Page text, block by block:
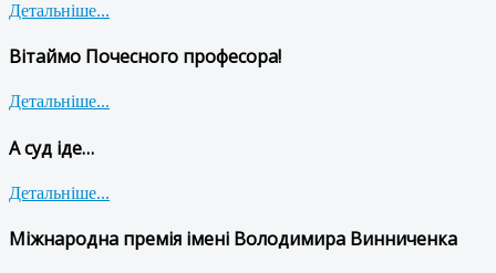
Детальніше...
Вітаймо Почесного професора!
Детальніше...
А суд іде…
Детальніше...
Міжнародна премія імені Володимира Винниченка